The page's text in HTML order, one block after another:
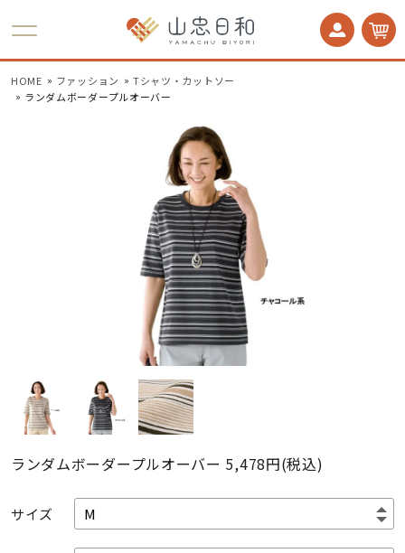
HOME ファッション
Tシャツ・カットソー
ランダムボーダープルオーバー
ランダムボーダープルオーバー 5,478円(税込)
サイズ